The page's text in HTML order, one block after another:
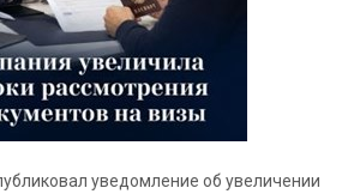
уведомление об увеличении